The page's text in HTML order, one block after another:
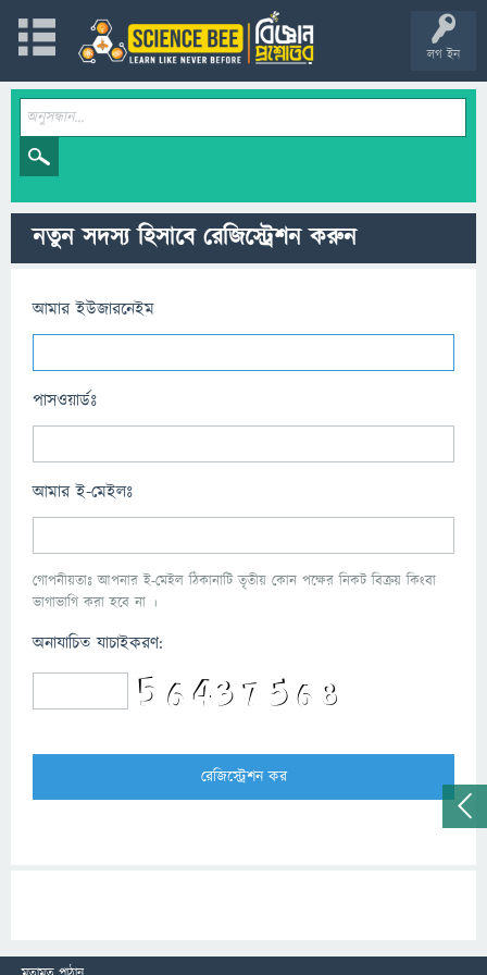
লগ ইন
নতুন সদস্য হিসাবে রেজিস্ট্রেশন করুন
আমার ইউজারনেইম
পাসওয়ার্ডঃ
আমার ই-মেইলঃ
গোপনীয়তাঃ আপনার ই-মেইল ঠিকানাটি তৃতীয় কোন পক্ষের নিকট বিক্রয় কিংবা
ভাগাভাগি করা হবে না ।
অনাযাচিত যাচাইকরণ: